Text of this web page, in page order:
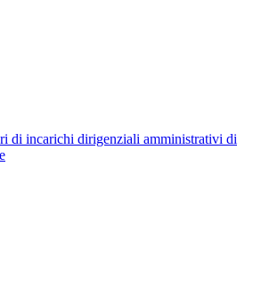
di incarichi dirigenziali amministrativi di